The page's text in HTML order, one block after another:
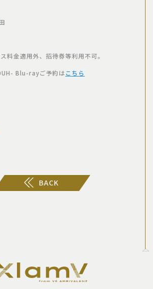
料金適用外、招待券等利用不可。
Blu-rayご予約は こちら
BACK